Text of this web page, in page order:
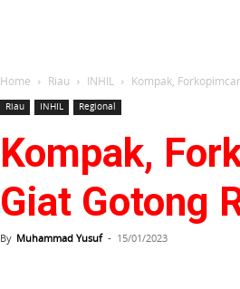
Home Riau INHIL Kompak,
Riau INHIL Regional
Kompak,
Giat Gotong
By Muhammad Yusuf - 15/01/2023